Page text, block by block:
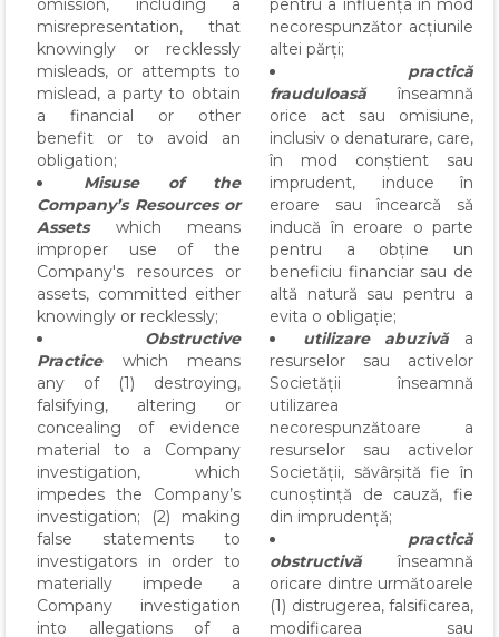
omission, including a
misrepresentation, that
knowingly or recklessly
misleads, or attempts to
mislead, a party to obtain
a financial or other
benefit or to avoid an
obligation;
Misuse of the
Company’s Resources or
Assetswhich means
improper use of the
Company's resources or
assets, committed either
knowingly or recklessly;
Obstructive
Practice
which means
any of (1) destroying,
falsifying, altering or
concealing of evidence
material to a Company
investigation, which
impedes the Company’s
investigation; (2) making
false statements to
investigators in order to
materially impede a
Company investigation
into allegations of a
pentru a influența în mod
necorespunzător acțiunile
altei părți;
practică
frauduloasăînseamnă
orice act sau omisiune,
inclusiv o denaturare, care,
în mod conștient sau
imprudent, induce în
eroare sau încearcă să
inducă în eroare o parte
pentru a obține un
beneficiu financiar sau de
altă natură sau pentru a
evita o obligație;
utilizare abuzivăa
resurselor sau activelor
Societății înseamnă
utilizarea
necorespunzătoare a
resurselor sau activelor
Societății, săvârșită fie în
cunoștință de cauză, fie
din imprudență;
practică
obstructivăînseamnă
oricare dintre următoarele
(1) distrugerea, falsificarea,
modificarea sau